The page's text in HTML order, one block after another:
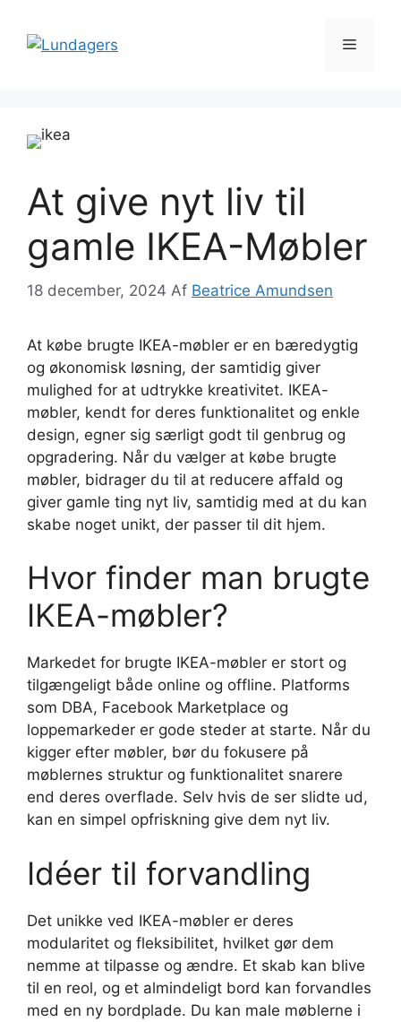
indhold
Menu
At give nyt liv til
gamle IKEA-Møbler
18 december, 2024 Af Beatrice Amundsen
At købe brugte IKEA-møbler er en bæredygtig
og økonomisk løsning, der samtidig giver
mulighed for at udtrykke kreativitet. IKEA-
møbler, kendt for deres funktionalitet og enkle
design, egner sig særligt godt til genbrug og
opgradering. Når du vælger at købe brugte
møbler, bidrager du til at reducere affald og
giver gamle ting nyt liv, samtidig med at du kan
skabe noget unikt, der passer til dit hjem.
Hvor finder man brugte
IKEA-møbler?
Markedet for brugte IKEA-møbler er stort og
tilgængeligt både online og offline. Platforms
som DBA, Facebook Marketplace og
loppemarkeder er gode steder at starte. Når du
kigger efter møbler, bør du fokusere på
møblernes struktur og funktionalitet snarere
end deres overflade. Selv hvis de ser slidte ud,
kan en simpel opfriskning give dem nyt liv.
Idéer til forvandling
Det unikke ved IKEA-møbler er deres
modularitet og fleksibilitet, hvilket gør dem
nemme at tilpasse og ændre. Et skab kan blive
til en reol, og et almindeligt bord kan forvandles
med en ny bordplade. Du kan male møblerne i